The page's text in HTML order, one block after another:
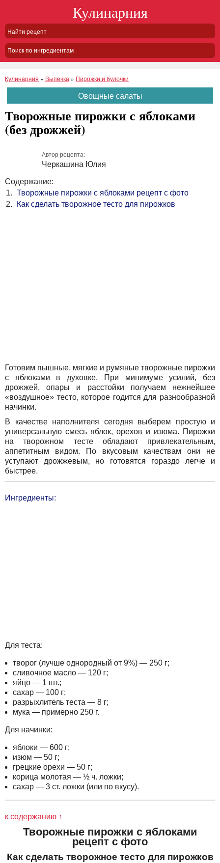
Кулинарния
Поиск по ингредиентам
Кулинарния » Выпечка » Пирожки и булочки
Овощные салаты
Творожные пирожки с яблоками
(без дрожжей)
Автор рецепта:
Черкашина Юлия
Содержание:
Творожные пирожки с яблоками рецепт с фото
Как сделать творожное тесто для пирожков
Готовим пышные, мягкие и румяные творожные пирожки
с яблоками в духовке. При минимуме усилий, без
дрожжей, опары и расстойки получаем нежнейшее
«воздушное» тесто, которое годится для разнообразной
начинки.
В качестве наполнителя сегодня выберем простую и
универсальную смесь яблок, орехов и изюма. Пирожки
на творожном тесте обладают привлекательным,
аппетитным видом. По вкусовым качествам они не
уступают дрожжевым, но готовятся гораздо легче и
быстрее.
Ингредиенты:
Для теста:
творог (лучше однородный от 9%) — 250 г;
сливочное масло — 120 г;
яйцо — 1 шт.;
сахар — 100 г;
разрыхлитель теста — 8 г;
мука — примерно 250 г.
Для начинки:
яблоки — 600 г;
изюм — 50 г;
грецкие орехи — 50 г;
корица молотая — ½ ч. ложки;
сахар — 3 ст. ложки (или по вкусу).
к содержанию ↑
Творожные пирожки с яблоками
рецепт с фото
Как сделать творожное тесто для пирожков